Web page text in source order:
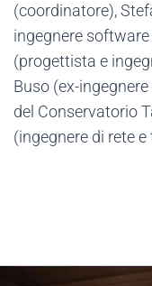
(coordinatore),
ingegnere
(progettista e
Buso (ex-
del Conservatorio
(ingegnere di rete e